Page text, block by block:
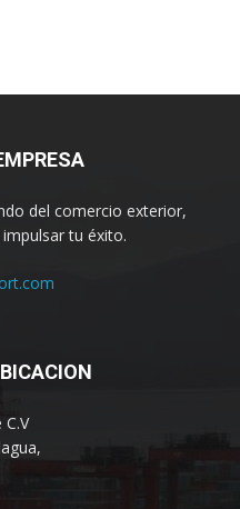
del comercio exterior,
tu éxito.